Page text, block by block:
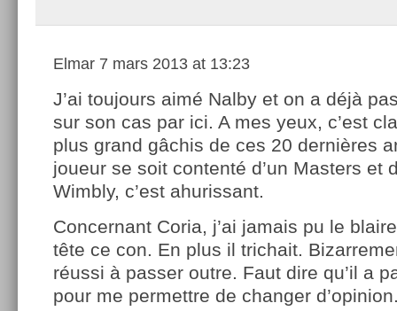
Elmar 7 mars 2013 at 13:23
J’ai toujours aimé Nalby et on a déjà
sur son cas par ici. A mes yeux, c’est
plus grand gâchis de ces 20 dernières
joueur se soit contenté d’un Masters et
Wimbly, c’est ahurissant.
Concernant Coria, j’ai jamais pu le
tête ce con. En plus il trichait.
réussi à passer outre. Faut dire qu’il a
pour me permettre de changer